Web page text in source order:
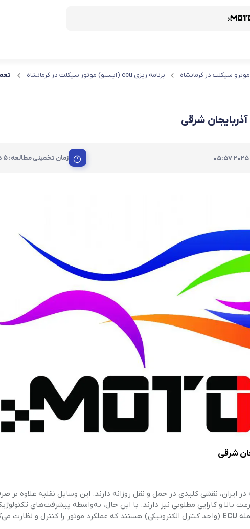
ریمپ و تیونینگ سیکلت در کرمانشاه برنامه ریزی ecu (ایسیو) موتور سیکلت در کرمانشاه
|
05:57 زمان تخمینی مطالعه: 5 دقیقه
ایران، نقشی کلیدی در حمل و نقل روزانه دارند. این وسایل نقلیه علاوه بر
و کارایی مطلوبی نیز دارند. با این حال، به‌واسطه پیشرفت‌های
ECU (واحد کنترل الکترونیکی) هستند که عملکرد موتور را کنترل و نظارت